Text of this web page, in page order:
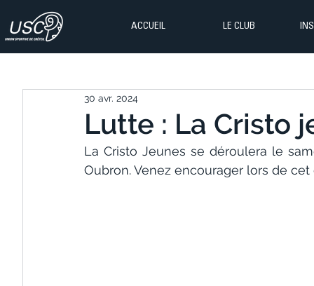
ACCUEIL LE CLUB
Lutte : La Cristo
30 avr. 2024
La Cristo Jeunes se déroulera le
Oubron. Venez encourager lors de